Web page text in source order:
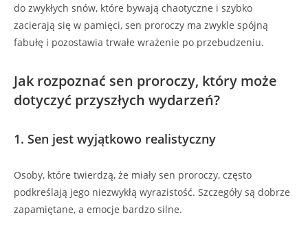
do zwykłych snów, które bywają chaotyczne i szybko
zacierają się w pamięci, sen proroczy ma zwykle spójną
fabułę i pozostawia trwałe wrażenie po przebudzeniu.
Jak rozpoznać sen proroczy, który może
dotyczyć przyszłych wydarzeń?
1. Sen jest wyjątkowo realistyczny
Osoby, które twierdzą, że miały sen proroczy, często
podkreślają jego niezwykłą wyrazistość. Szczegóły są dobrze
zapamiętane, a emocje bardzo silne.